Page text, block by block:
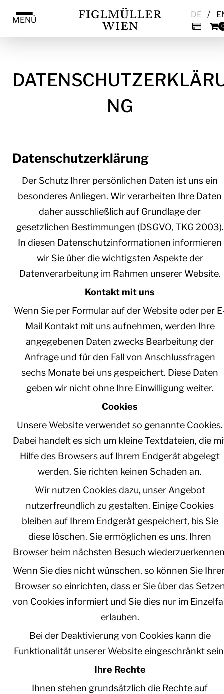
DE /
MENÜ
NG
Datenschutzerklärung
Der Schutz Ihrer persönlichen Daten ist uns ein
besonderes Anliegen. Wir verarbeiten Ihre Daten
daher ausschließlich auf Grundlage der
gesetzlichen Bestimmungen (DSGVO, TKG 2003).
In diesen Datenschutzinformationen informieren
wir Sie über die wichtigsten Aspekte der
Datenverarbeitung im Rahmen unserer Website.
Kontakt mit uns
Wenn Sie per Formular auf der Website oder per
Mail Kontakt mit uns aufnehmen, werden Ihre
angegebenen Daten zwecks Bearbeitung der
Anfrage und für den Fall von Anschlussfragen
sechs Monate bei uns gespeichert. Diese Daten
geben wir nicht ohne Ihre Einwilligung weiter.
Cookies
Unsere Website verwendet so genannte Cookies.
Dabei handelt es sich um kleine Textdateien, die
Hilfe des Browsers auf Ihrem Endgerät abgelegt
werden. Sie richten keinen Schaden an.
Wir nutzen Cookies dazu, unser Angebot
nutzerfreundlich zu gestalten. Einige Cookies
bleiben auf Ihrem Endgerät gespeichert, bis Sie
diese löschen. Sie ermöglichen es uns, Ihren
Browser beim nächsten Besuch
Wenn Sie dies nicht wünschen, so können Sie
Browser so einrichten, dass er Sie über das
von Cookies informiert und Sie dies nur im
erlauben.
Bei der Deaktivierung von Cookies kann die
Funktionalität unserer Website eingeschränkt
Ihre Rechte
Ihnen stehen grundsätzlich die Rechte auf